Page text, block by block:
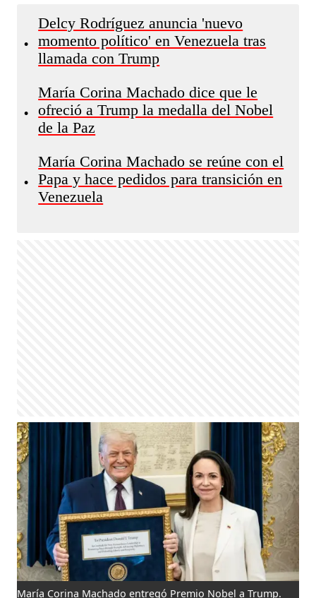
•
Delcy Rodríguez anuncia 'nuevo
momento político' en Venezuela tras
llamada con Trump
•
María Corina Machado dice que le
ofreció a Trump la medalla del Nobel
de la Paz
•
María Corina Machado se reúne con el
Papa y hace pedidos para transición en
Venezuela
María Corina Machado entregó Premio Nobel a Trump.